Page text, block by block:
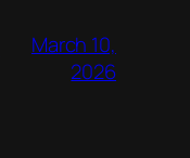
March 10,
2026